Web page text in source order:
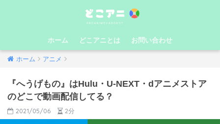
ホーム どこアニとは お問い合わせ
ホーム アニメ
『へうげもの』はHulu・U-NEXT・dアニメストア
のどこで動画配信してる？
2021/05/06 2分